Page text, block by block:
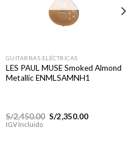
GUITARRAS ELÉCTRICAS
LES PAUL MUSE Smoked Almond
Metallic ENMLSAMNH1
S/2,450.00 El
precio
S/2,350.00El
IGV Incluido